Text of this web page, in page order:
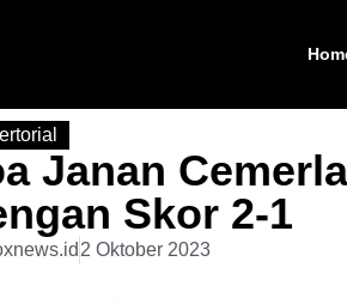
Janan
Skor 2-1
2 Oktober 2023